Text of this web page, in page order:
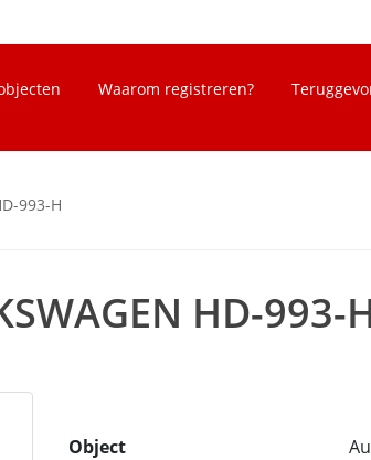
Waarom registreren?
993-H
HD-993-
Object